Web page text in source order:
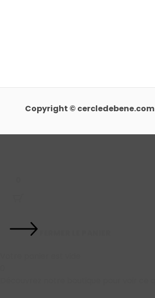
Copyright © cercledebene.com